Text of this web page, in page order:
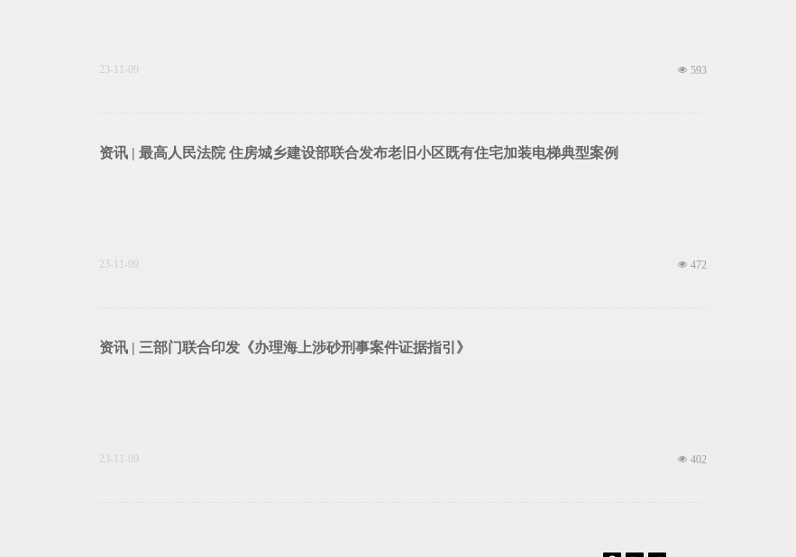
넶 593
23-11-09
资讯 | 最高人民法院 住房城乡建设部联合发布老旧小区既有住宅加装电梯典型案例
넶 472
23-11-09
资讯 | 三部门联合印发《办理海上涉砂刑事案件证据指引》
넶 402
23-11-09